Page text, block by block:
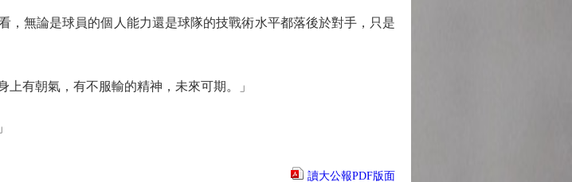
無論是球員的個人能力還是球隊的技戰術水平都落後於對手，只是
有朝氣，有不服輸的精神，未來可期。」
讀大公報PDF版面